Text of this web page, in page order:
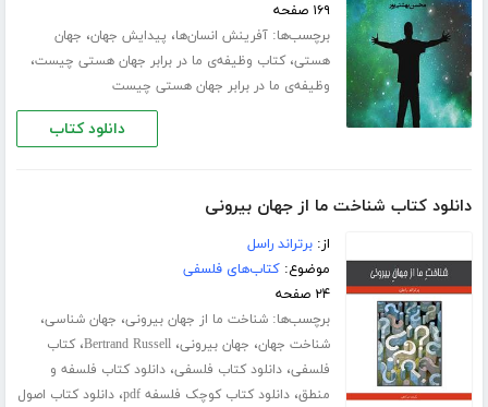
۱۶۹ صفحه
برچسب‌ها:آفرینش انسان‌ها، پیدایش جهان، جهان
هستی،کتاب وظیفه‌ی ما در برابر جهان هستی چیست،
وظیفه‌ی ما در برابر جهان هستی چیست
دانلود کتاب
دانلود کتاب شناخت ما از جهان بیرونی
از:برتراند راسل
موضوع:کتاب‌های فلسفی
۲۴ صفحه
برچسب‌ها:شناخت ما از جهان بیرونی، جهان شناسی،
شناخت جهان، جهان بیرونی،Bertrand Russell،کتاب
فلسفی،دانلود کتاب فلسفی،دانلود کتاب فلسفه و
منطق،دانلود کتاب کوچک فلسفه pdf ،دانلود کتاب اصول